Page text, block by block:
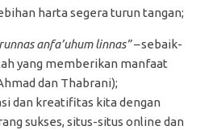
harta segera turun tangan;
anfa’uhum linnas” –sebaik-
yang memberikan manfaat
dan Thabrani);
dan kreatifitas kita dengan
sukses, situs-situs online dan